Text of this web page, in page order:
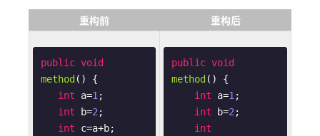
重构前 重构后
public void
method ()
{
int a=1 ;
int b=2 ;
int c=a+b;
public void
method ()
{
int a=1 ;
int b=2 ;
int